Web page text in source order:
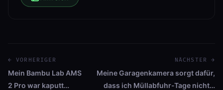
← VORHERIGER
Mein Bambu Lab AMS
2 Pro war kaputt…
NÄCHSTER →
Meine Garagenkamera sorgt dafür,
dass ich Müllabfuhr-Tage nicht…